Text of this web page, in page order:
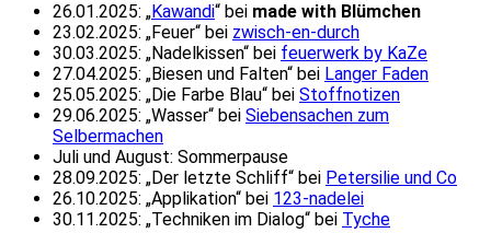
26.01.2025: „Kawandi“ bei made with Blümchen
23.02.2025: „Feuer“ bei zwisch-en-durch
30.03.2025: „Nadelkissen“ bei feuerwerk by KaZe
27.04.2025: „Biesen und Falten“ bei Langer Faden
25.05.2025: „Die Farbe Blau“ bei Stoffnotizen
29.06.2025: „Wasser“ bei Siebensachen zum
Selbermachen
Juli und August: Sommerpause
28.09.2025: „Der letzte Schliff“ bei Petersilie und Co
26.10.2025: „Applikation“ bei 123-nadelei
30.11.2025: „Techniken im Dialog“ bei Tyche